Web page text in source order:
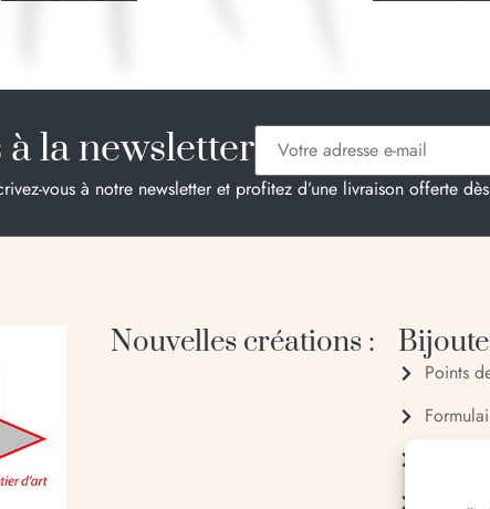
la newsletter
vous à notre newsletter et profitez d’une livraison offerte
Nouvelles créations :
Points
06 20